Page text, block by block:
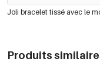
Joli bracelet tissé avec le
Produits